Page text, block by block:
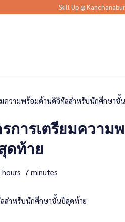
Skill Up @
มความพร้อมด้านดิจิทัลสำหรับนักศึกษาชั้
การเตรียมความ
ดท้าย
hours 7minutes
สำหรับนักศึกษาชั้นปีสุดท้าย